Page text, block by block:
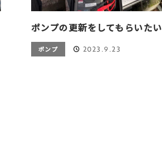
ポンプの更新をしてもらいたい
ポンプ 2023.9.23